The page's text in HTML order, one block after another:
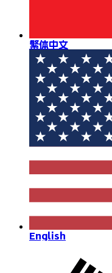
繁体中文
English